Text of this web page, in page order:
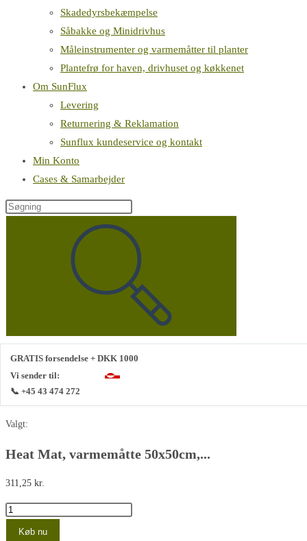
Skadedyrsbekæmpelse
Såbakke og Minidrivhus
Måleinstrumenter og varmemåtter til planter
Plantefrø for haven, drivhuset og køkkenet
Om SunFlux
Levering
Returnering & Reklamation
Sunflux kundeservice og kontakt
Min Konto
Cases & Samarbejder
Søg
GRATIS forsendelse + DKK 1000
Vi sender til:
📞 +45 43 474 272
Valgt:
Heat Mat, varmemåtte 50x50cm,...
311,25 kr.
Heat
Mat,
Køb nu